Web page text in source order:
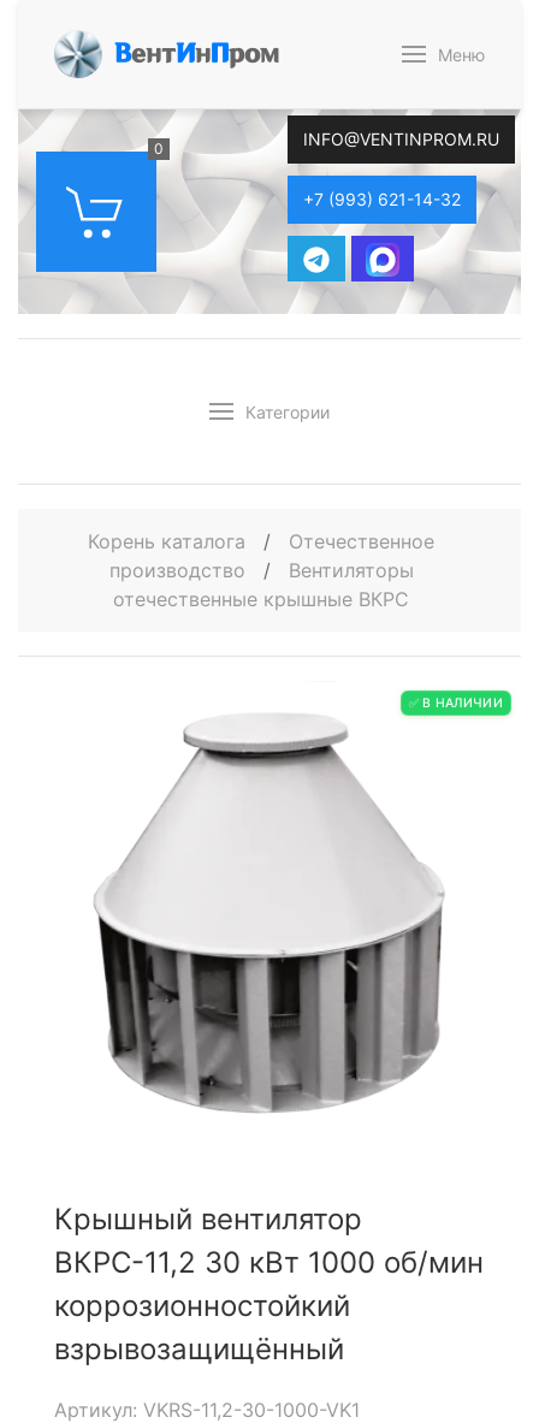
ВентИнПром Меню
0 INFO@VENTINPROM.RU
+7 (993) 621-14-32
Категории
Корень каталога /
Отечественное
производство
/
Вентиляторы
отечественные крышные ВКРС
✅ В НАЛИЧИИ
Крышный вентилятор
ВКРС-11,2 30 кВт 1000 об/мин
коррозионностойкий
взрывозащищённый
Артикул: VKRS-11,2-30-1000-VK1